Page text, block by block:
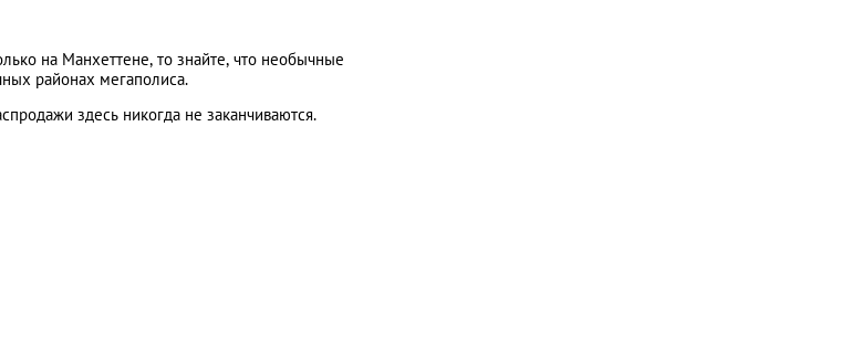
на Манхеттене, то знайте, что необычные
районах мегаполиса.
здесь никогда не заканчиваются.